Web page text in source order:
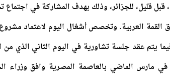
قبل قليل، للجزائر، وذلك بهدف المشاركة في
القمة العربية. وتخصص أشغال اليوم لاعتماد
يتم عقد جلسة تشاورية في اليوم الثاني الذي من
مارس الماضي بالعاصمة المصرية وافق وزراء